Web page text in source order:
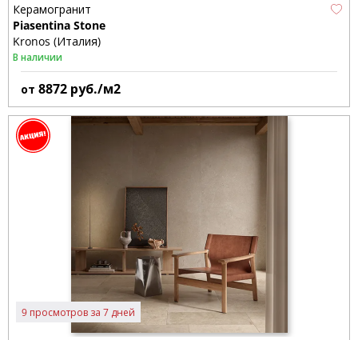
Керамогранит
Piasentina Stone
Kronos (Италия)
В наличии
от 8872 руб./м2
9 просмотров за 7 дней